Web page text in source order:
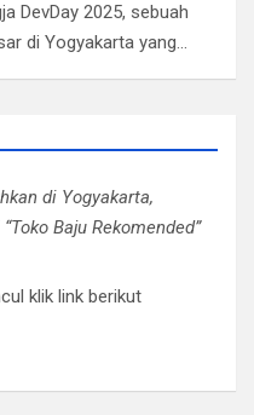
DevDay 2025, sebuah
di Yogyakarta yang…
di Yogyakarta,
Baju Rekomended”
klik link berikut